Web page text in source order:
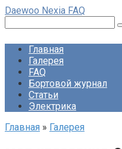
Перейти
контенту
Daewoo Nexia FAQ
Главная
Галерея
FAQ
Бортовой журнал
Статьи
Электрика
Главная » Галерея